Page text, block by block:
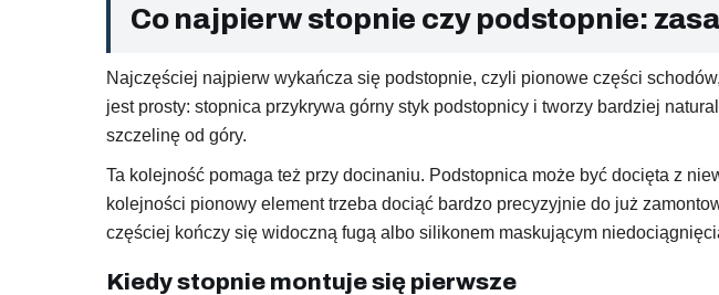
Co najpierw stopnie czy podstopnie:
Najczęściej najpierw wykańcza się podstopnie, czyli pionowe części
jest prosty: stopnica przykrywa górny styk podstopnicy i tworzy bardziej
szczelinę od góry.
Ta kolejność pomaga też przy docinaniu. Podstopnica może być docięta z
kolejności pionowy element trzeba dociąć bardzo precyzyjnie do już
częściej kończy się widoczną fugą albo silikonem maskującym
Kiedy stopnie montuje się pierwsze